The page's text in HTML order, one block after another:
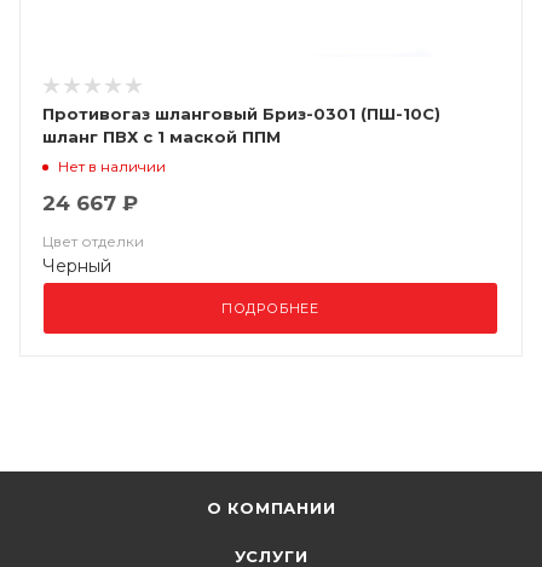
Противогаз шланговый Бриз-0301 (ПШ-10C)
шланг ПВХ с 1 маской ППМ
Нет в наличии
24 667 ₽
Цвет отделки
Черный
ПОДРОБНЕЕ
О КОМПАНИИ
УСЛУГИ